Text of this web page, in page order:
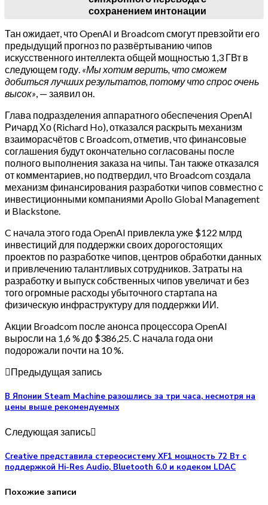
сохранением интонации
Тан ожидает, что OpenAI и Broadcom смогут превзойти его
предыдущий прогноз по развёртыванию чипов
искусственного интеллекта общей мощностью 1,3 ГВт в
следующем году. «Мы хотим верить, что сможем
добиться лучших результатов, потому что спрос очень
высок», — заявил он.
Глава подразделения аппаратного обеспечения OpenAI
Ричард Хо (Richard Ho), отказался раскрыть механизм
взаиморасчётов с Broadcom, отметив, что финансовые
соглашения будут окончательно согласованы после
полного выполнения заказа на чипы. Тан также отказался
от комментариев, но подтвердил, что Broadcom создала
механизм финансирования разработки чипов совместно с
инвестиционными компаниями Apollo Global Management
и Blackstone.
C начала этого года OpenAI привлекла уже $122 млрд
инвестиций для поддержки своих дорогостоящих
проектов по разработке чипов, центров обработки данных
и привлечению талантливых сотрудников. Затраты на
разработку и выпуск собственных чипов увеличат и без
того огромные расходы убыточного стартапа на
физическую инфраструктуру для поддержки ИИ.
Акции Broadcom после анонса процессора OpenAI
выросли на 1,6 % до $386,25. С начала года они
подорожали почти на 10 %.
Предыдущая запись
В Японии Steam Machine разошлись за три часа, несмотря на
цены выше рекомендуемых
Следующая запись
Creative представила стереосистему XF1 мощность 72 Вт с
поддержкой Hi-Res Audio, Bluetooth 6.0 и кодеком LDAC
Похожие записи